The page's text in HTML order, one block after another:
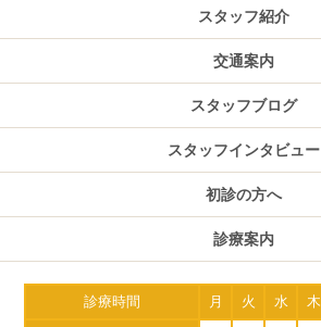
スタッフ紹介
交通案内
スタッフブログ
スタッフインタビュー
初診の方へ
診療案内
診療時間 月 火 水 木